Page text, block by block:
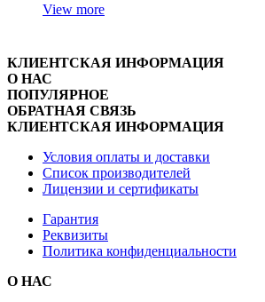
View more
КЛИЕНТСКАЯ ИНФОРМАЦИЯ
О НАС
ПОПУЛЯРНОЕ
ОБРАТНАЯ СВЯЗЬ
КЛИЕНТСКАЯ ИНФОРМАЦИЯ
Условия оплаты и доставки
Список производителей
Лицензии и сертификаты
Гарантия
Реквизиты
Политика конфиденциальности
О НАС